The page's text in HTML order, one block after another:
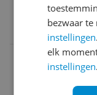
4008789157041
bezwaar
instellingen
elk
instellingen.